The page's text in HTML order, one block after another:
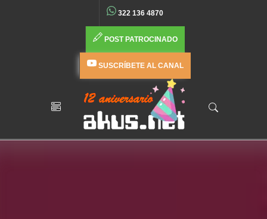
322 136 4870
POST PATROCINADO
SUSCRÍBETE AL CANAL